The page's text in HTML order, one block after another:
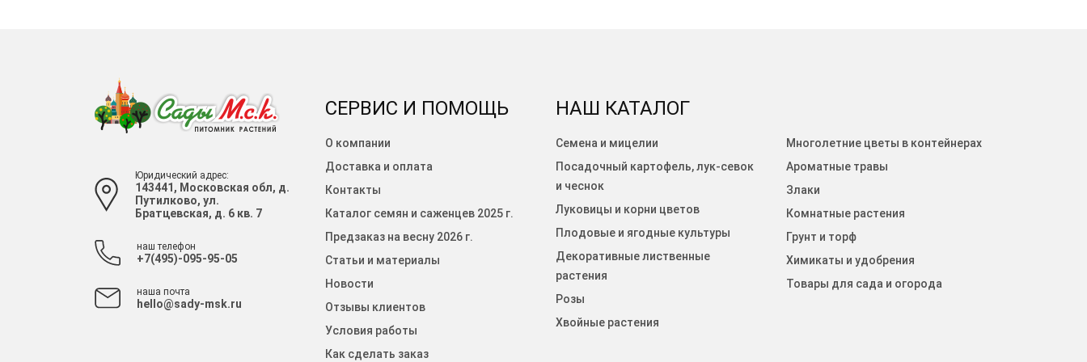
Юридический адрес:
143441, Московская обл, д.
Путилково, ул.
Братцевская, д. 6 кв. 7
наш телефон
+7(495)-095-95-05
наша почта
hello@sady-msk.ru
СЕРВИС И ПОМОЩЬ
О компании
Доставка и оплата
Контакты
Каталог семян и саженцев 2025 г.
Предзаказ на весну 2026 г.
Статьи и материалы
Новости
Отзывы клиентов
Условия работы
Как сделать заказ
НАШ КАТАЛОГ
Семена и мицелии
Посадочный картофель, лук-севок
и чеснок
Луковицы и корни цветов
Плодовые и ягодные культуры
Декоративные лиственные
растения
Розы
Хвойные растения
Многолетние цветы в контейнерах
Ароматные травы
Злаки
Комнатные растения
Грунт и торф
Химикаты и удобрения
Товары для сада и огорода